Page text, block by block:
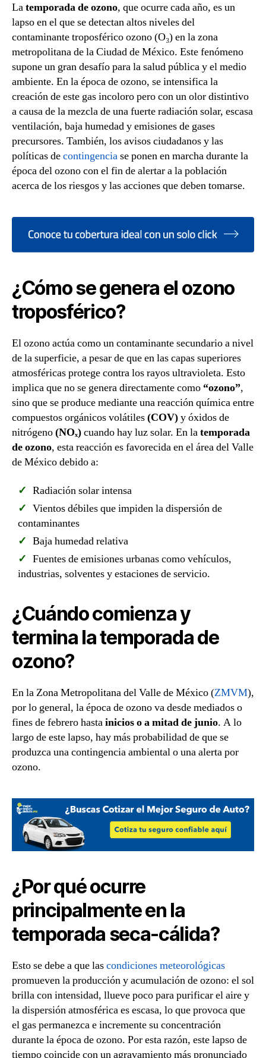
Latemporada de ozono, que ocurre cada año, es un
lapso en el que se detectan altos niveles del
contaminante troposférico ozono (O₃) en la zona
metropolitana de la Ciudad de México. Este fenómeno
supone un gran desafío para la salud pública y el medio
ambiente. En la época de ozono, se intensifica la
creación de este gas incoloro pero con un olor distintivo
a causa de la mezcla de una fuerte radiación solar, escasa
ventilación, baja humedad y emisiones de gases
precursores. También, los avisos ciudadanos y las
políticas decontingenciase ponen en marcha durante la
época del ozono con el fin de alertar a la población
acerca de los riesgos y las acciones que deben tomarse.
¿Cómo se genera el ozono
troposférico?
El ozono actúa como un contaminante secundario a nivel
de la superficie, a pesar de que en las capas superiores
atmosféricas protege contra los rayos ultravioleta. Esto
implica que no se genera directamente como “ozono”,
sino que se produce mediante una reacción química entre
compuestos orgánicos volátiles(COV)y óxidos de
nitrógeno(NOₓ)cuando hay luz solar. En latemporada
de ozono, esta reacción es favorecida en el área del Valle
de México debido a:
Radiación solar intensa
Vientos débiles que impiden la dispersión de
contaminantes
Baja humedad relativa
Fuentes de emisiones urbanas como vehículos,
industrias, solventes y estaciones de servicio.
¿Cuándo comienza y
termina la temporada de
ozono?
En la Zona Metropolitana del Valle de México (ZMVM),
por lo general, la época de ozono va desde mediados o
fines de febrero hastainicios o a mitad de junio. A lo
largo de este lapso, hay más probabilidad de que se
produzca una contingencia ambiental o una alerta por
ozono.
¿Por qué ocurre
principalmente en la
temporada seca-cálida?
Esto se debe a que lascondiciones meteorológicas
promueven la producción y acumulación de ozono: el sol
brilla con intensidad, llueve poco para purificar el aire y
la dispersión atmosférica es escasa, lo que provoca que
el gas permanezca e incremente su concentración
durante la época de ozono. Por esta razón, este lapso de
tiempo coincide con un agravamiento más pronunciado